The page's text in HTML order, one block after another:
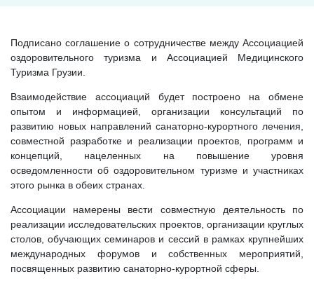
Подписано соглашение о сотрудничестве между Ассоциацией
оздоровительного туризма и Ассоциацией Медицинского
Туризма Грузии.
Взаимодействие ассоциаций будет построено на обмене
опытом и информацией, организации консультаций по
развитию новых направлений санаторно-курортного лечения,
совместной разработке и реализации проектов, программ и
концепций, нацеленных на повышение уровня
осведомленности об оздоровительном туризме и участниках
этого рынка в обеих странах.
Ассоциации намерены вести совместную деятельность по
реализации исследовательских проектов, организации круглых
столов, обучающих семинаров и сессий в рамках крупнейших
международных форумов и собственных мероприятий,
посвященных развитию санаторно-курортной сферы.